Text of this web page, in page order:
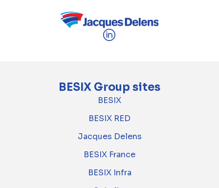
BESIX Group sites
BESIX
BESIX RED
Jacques Delens
BESIX France
BESIX Infra